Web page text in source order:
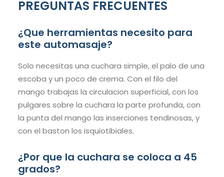
PREGUNTAS FRECUENTES
¿Que herramientas necesito para
este automasaje?
Solo necesitas una cuchara simple, el palo de una
escoba y un poco de crema. Con el filo del
mango trabajas la circulacion superficial, con los
pulgares sobre la cuchara la parte profunda, con
la punta del mango las inserciones tendinosas, y
con el baston los isquiotibiales.
¿Por que la cuchara se coloca a 45
grados?